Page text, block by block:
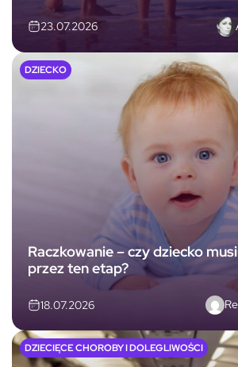
23.07.2026
Raczkowanie – czy dziecko
przez ten etap?
18.07.2026
DZIECKO
DZIECIĘCE CHOROBY I DOLEGLIWOŚCI